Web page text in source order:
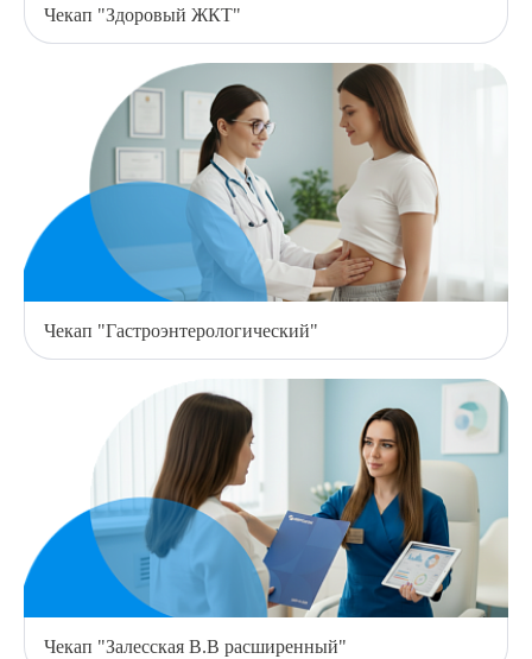
Чекап "Здоровый ЖКТ"
Чекап "Гастроэнтерологический"
Чекап "Залесская В.В расширенный"